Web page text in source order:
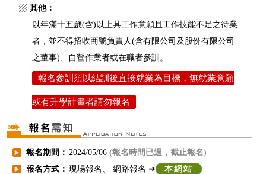
▨ 其他：
以年滿十五歲(含)以上具工作意願且工作技能不足之待業
者，並不得招收商號負責人(含有限公司及股份有限公司
之董事)、自營作業者或在職者參訓。
報名參訓須以結訓後直接就業為目標，無就業意願
或有升學計畫者請勿報名
▶ 報名期間： 2024/05/06 (報名時間已過，截止報名)
▶ 報名方式： 現場報名、 網路報名 ➜ 本網站